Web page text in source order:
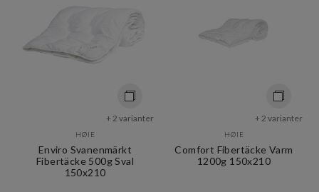
+ 2 varianter
HØIE
Enviro Svanenmärkt
Fibertäcke 500g Sval
150x210
+ 2 varianter
HØIE
Comfort Fibertäcke Varm
1200g 150x210